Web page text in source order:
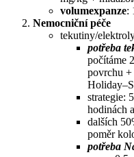
volumexpanze:
Nemocniční péče
tekutiny/
potřeba
počítáme
povrchu
strategie:
hodinách
dalších
poměr
potřeba